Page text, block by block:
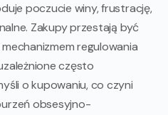
poczucie winy, frustrację,
Zakupy przestają być
regulowania
często
o kupowaniu, co czyni
obsesyjno-